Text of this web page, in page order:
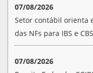
07/08/2026
Setor contábil orienta
das NFs para IBS e CBS
07/08/2026